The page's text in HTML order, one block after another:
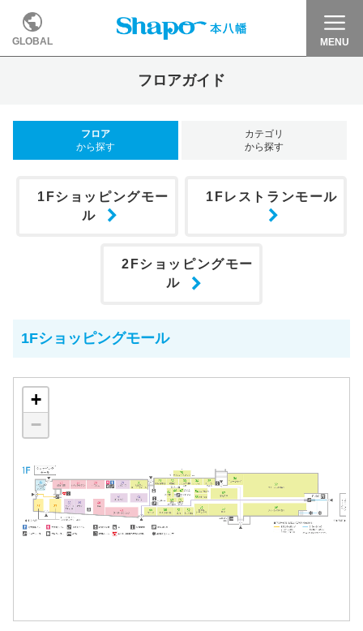
GLOBAL MENU
フロアガイド
フロア
から探す
カテゴリ
から探す
1Fショッピングモー
ル
1Fレストランモール
2Fショッピングモー
ル
1Fショッピングモール
+
−